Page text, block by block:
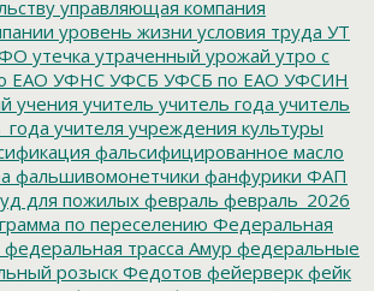
управляющая компания
уровень жизни условия труда УТ
утечка утраченный урожай утро с
ЕАО УФНС УФСБ УФСБ по ЕАО УФСИН
учения учитель учитель года учитель
учителя учреждения культуры
фальсифицированное масло
фальшивомонетчики фанфурики ФАП
для пожилых февраль февраль_2026
по переселению Федеральная
федеральная трасса Амур федеральные
розыск Федотов фейерверк фейк